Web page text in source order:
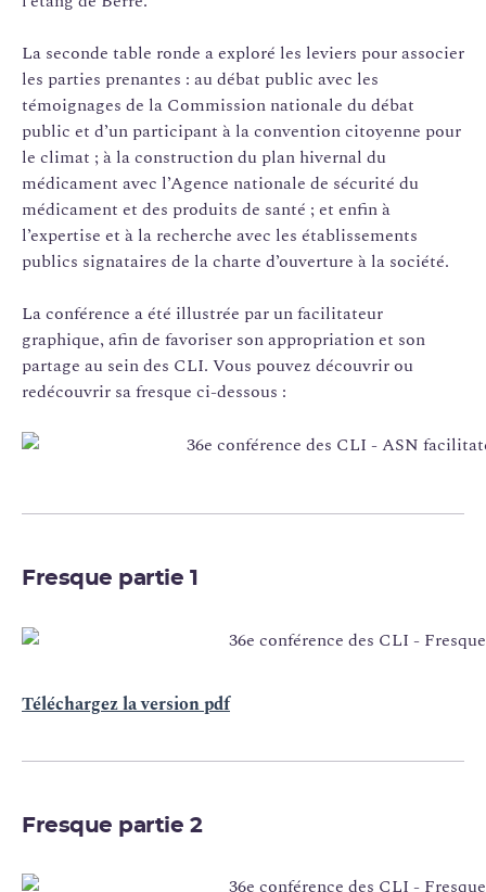
La seconde table ronde a exploré les leviers pour associer
les parties prenantes : au débat public avec les
témoignages de la Commission nationale du débat
public et d’un participant à la convention citoyenne pour
le climat ; à la construction du plan hivernal du
médicament avec l’Agence nationale de sécurité du
médicament et des produits de santé ; et enfin à
l’expertise et à la recherche avec les établissements
publics signataires de la charte d’ouverture à la société.
La conférence a été illustrée par un facilitateur
graphique, afin de favoriser son appropriation et son
partage au sein des CLI. Vous pouvez découvrir ou
redécouvrir sa fresque ci-dessous :
Fresque partie 1
Téléchargez la version pdf
Fresque partie 2